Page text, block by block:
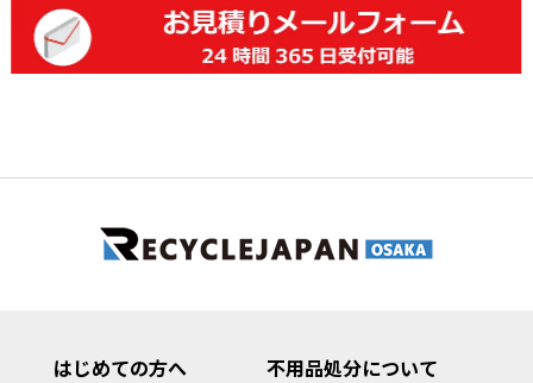
はじめての方へ 不用品処分について